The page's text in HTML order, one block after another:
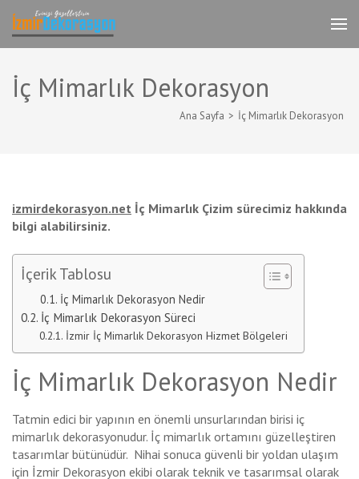
atla
basın)
İzmir Tadilat Dekorasyon
İzmir Dekorasyon Komple Ev,Daire,İşyeri
Dekorasyonu
İç Mimarlık Dekorasyon
Ana Sayfa > İç Mimarlık Dekorasyon
izmirdekorasyon.net İç Mimarlık Çizim sürecimiz hakkında
bilgi alabilirsiniz.
İçerik Tablosu
İç Mimarlık Dekorasyon Nedir
İç Mimarlık Dekorasyon Süreci
İzmir İç Mimarlık Dekorasyon Hizmet Bölgeleri
İç Mimarlık Dekorasyon Nedir
Tatmin edici bir yapının en önemli unsurlarından birisi iç
mimarlık dekorasyonudur. İç mimarlık ortamını güzelleştiren
tasarımlar bütünüdür. Nihai sonuca güvenli bir yoldan ulaşım
için İzmir Dekorasyon ekibi olarak teknik ve tasarımsal olarak